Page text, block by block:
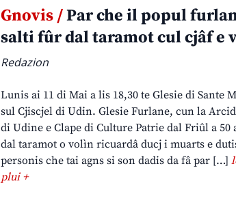
Gnovis /Par che il popul
salti fûr dal taramot cul cjâf e
Redazion
Lunis ai 11 di Mai a lis 18,30 te Glesie di Sante
sul Cjiscjel di Udin. Glesie Furlane, cun la
di Udine e Clape di Culture Patrie dal Friûl a 50
dal taramot o volìn ricuardâ ducj i muarts e
personis che tai agns si son dadis da fâ par […]
plui +